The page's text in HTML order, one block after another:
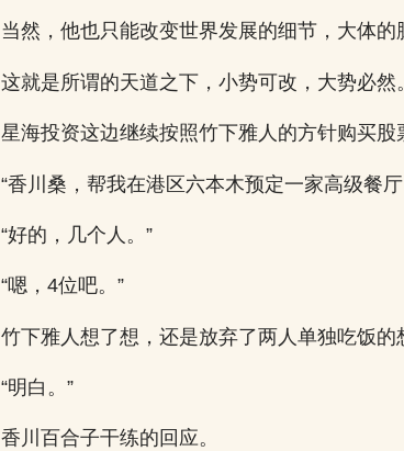
当然，他也只能改变世界发展的细节，大体的
这就是所谓的天道之下，小势可改，大势必然。
星海投资这边继续按照竹下雅人的方针购买股
“香川桑，帮我在港区六本木预定一家高级餐
“好的，几个人。”
“嗯，4位吧。”
竹下雅人想了想，还是放弃了两人单独吃饭的
“明白。”
香川百合子干练的回应。